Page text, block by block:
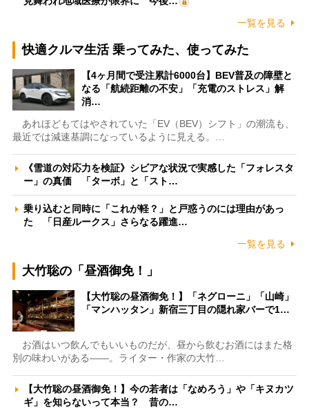
一覧を見る
快適クルマ生活 乗ってみた、使ってみた
【4ヶ月間で受注累計6000台】BEV普及の障壁と
なる「航続距離の不安」「充電のストレス」解
消…
あれほどもてはやされていた「EV（BEV）シフト」の潮流も、
最近では減速基調になっているように見える。…
《雪道の対応力を検証》シビアな状況で実感した「フォレスタ
ー」の真価 「ターボ」と「スト…
乗り込むと同時に「これが軽？」と戸惑うのには理由があっ
た 「日産ルークス」さらなる躍進…
一覧を見る
大竹聡の「昼酒御免！」
【大竹聡の昼酒御免！】「ネグローニ」「山崎」
「マンハッタン」新宿三丁目の隠れ家バーで1…
お酒はいつ飲んでもいいものだが、昼から飲むお酒にはまた格
別の味わいがある――。ライター・作家の大竹…
【大竹聡の昼酒御免！】今の若者は「なめろう」や「キヌカツ
ギ」を知らないって本当？ 昔の…